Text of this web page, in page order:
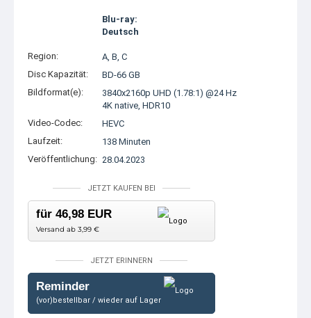
Blu-ray:
Deutsch
Region:
A, B, C
Disc Kapazität:
BD-66 GB
Bildformat(e):
3840x2160p UHD (1.78:1) @24 Hz
4K native, HDR10
Video-Codec:
HEVC
Laufzeit:
138 Minuten
Veröffentlichung: 28.04.2023
JETZT KAUFEN BEI
für 46,98 EUR
Versand ab 3,99 €
JETZT ERINNERN
Reminder
(vor)bestellbar / wieder auf Lager